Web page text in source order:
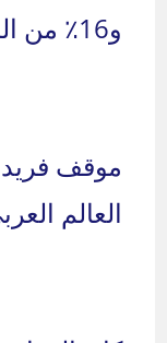
و16٪ من الموظفين الحكوميين.
موقف فريد
العالم